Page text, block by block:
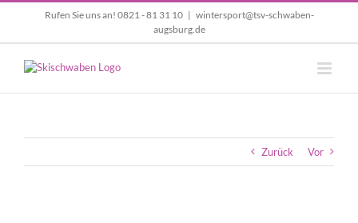
Zum
Rufen Sie uns an! 0821 - 81 31 10 | wintersport@tsv-schwaben-
augsburg.de
Zurück Vor